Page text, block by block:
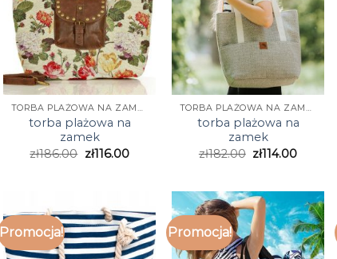
TORBA PLAŻOWA NA ZAMEK
torba plażowa na
zamek
zł186.00 zł116.00
TORBA PLAŻOWA NA ZAMEK
torba plażowa na
zamek
zł182.00 zł114.00
Promocja! Promocja!